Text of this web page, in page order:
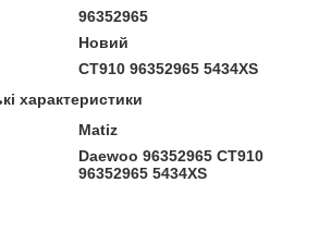
96352965
Новий
CT910 96352965 5434XS
характеристики
Matiz
Daewoo 96352965 CT910
96352965 5434XS